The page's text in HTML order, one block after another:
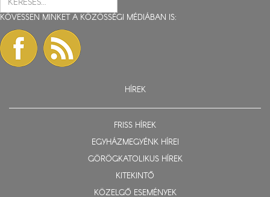
KÖVESSEN MINKET A KÖZÖSSÉGI MÉDIÁBAN IS:
HÍREK
FRISS HÍREK
EGYHÁZMEGYÉNK HÍREI
GÖRÖGKATOLIKUS HÍREK
KITEKINTŐ
KÖZELGŐ ESEMÉNYEK